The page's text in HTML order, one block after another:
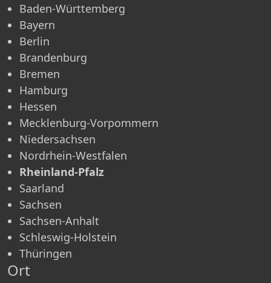
Baden-Württemberg
Bayern
Berlin
Brandenburg
Bremen
Hamburg
Hessen
Mecklenburg-Vorpommern
Niedersachsen
Nordrhein-Westfalen
Rheinland-Pfalz
Saarland
Sachsen
Sachsen-Anhalt
Schleswig-Holstein
Thüringen
Ort